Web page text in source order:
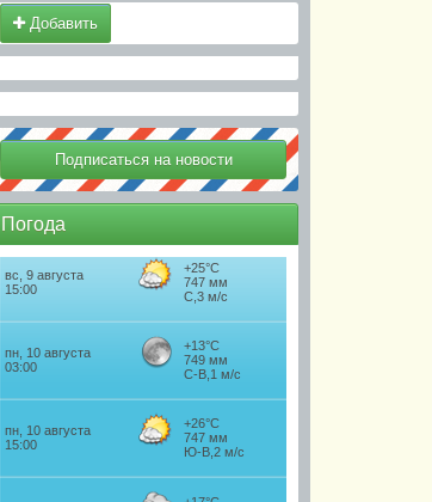
Добавить
Погода